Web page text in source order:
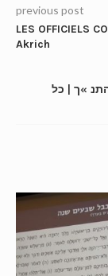
previous post
LES OFFICIELS
Akrich
התנ »ך | כל